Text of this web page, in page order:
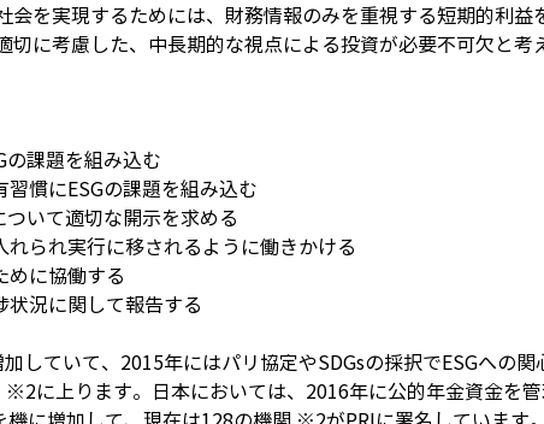
会を実現するためには、財務情報のみを重視する短期的利益
に考慮した、中長期的な視点による投資が必要不可欠と考
の課題を組み込む
慣にESGの課題を組み込む
いて適切な開示を求める
られ実行に移されるように働きかける
めに協働する
状況に関して報告する
していて、2015年にはパリ協定やSDGsの採択でESGへの
に上ります。日本においては、2016年に公的年金資金を